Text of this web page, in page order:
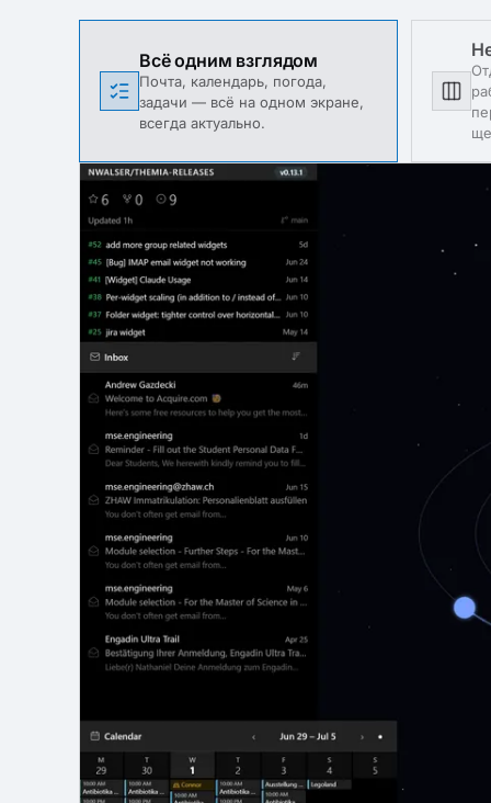
Всё одним взглядом
Почта, календарь, погода,
задачи — всё на одном экране,
всегда актуально.